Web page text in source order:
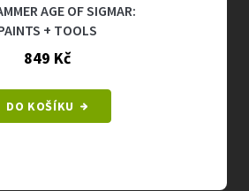
AGE OF SIGMAR:
+ TOOLS
849 Kč
DO KOŠÍKU